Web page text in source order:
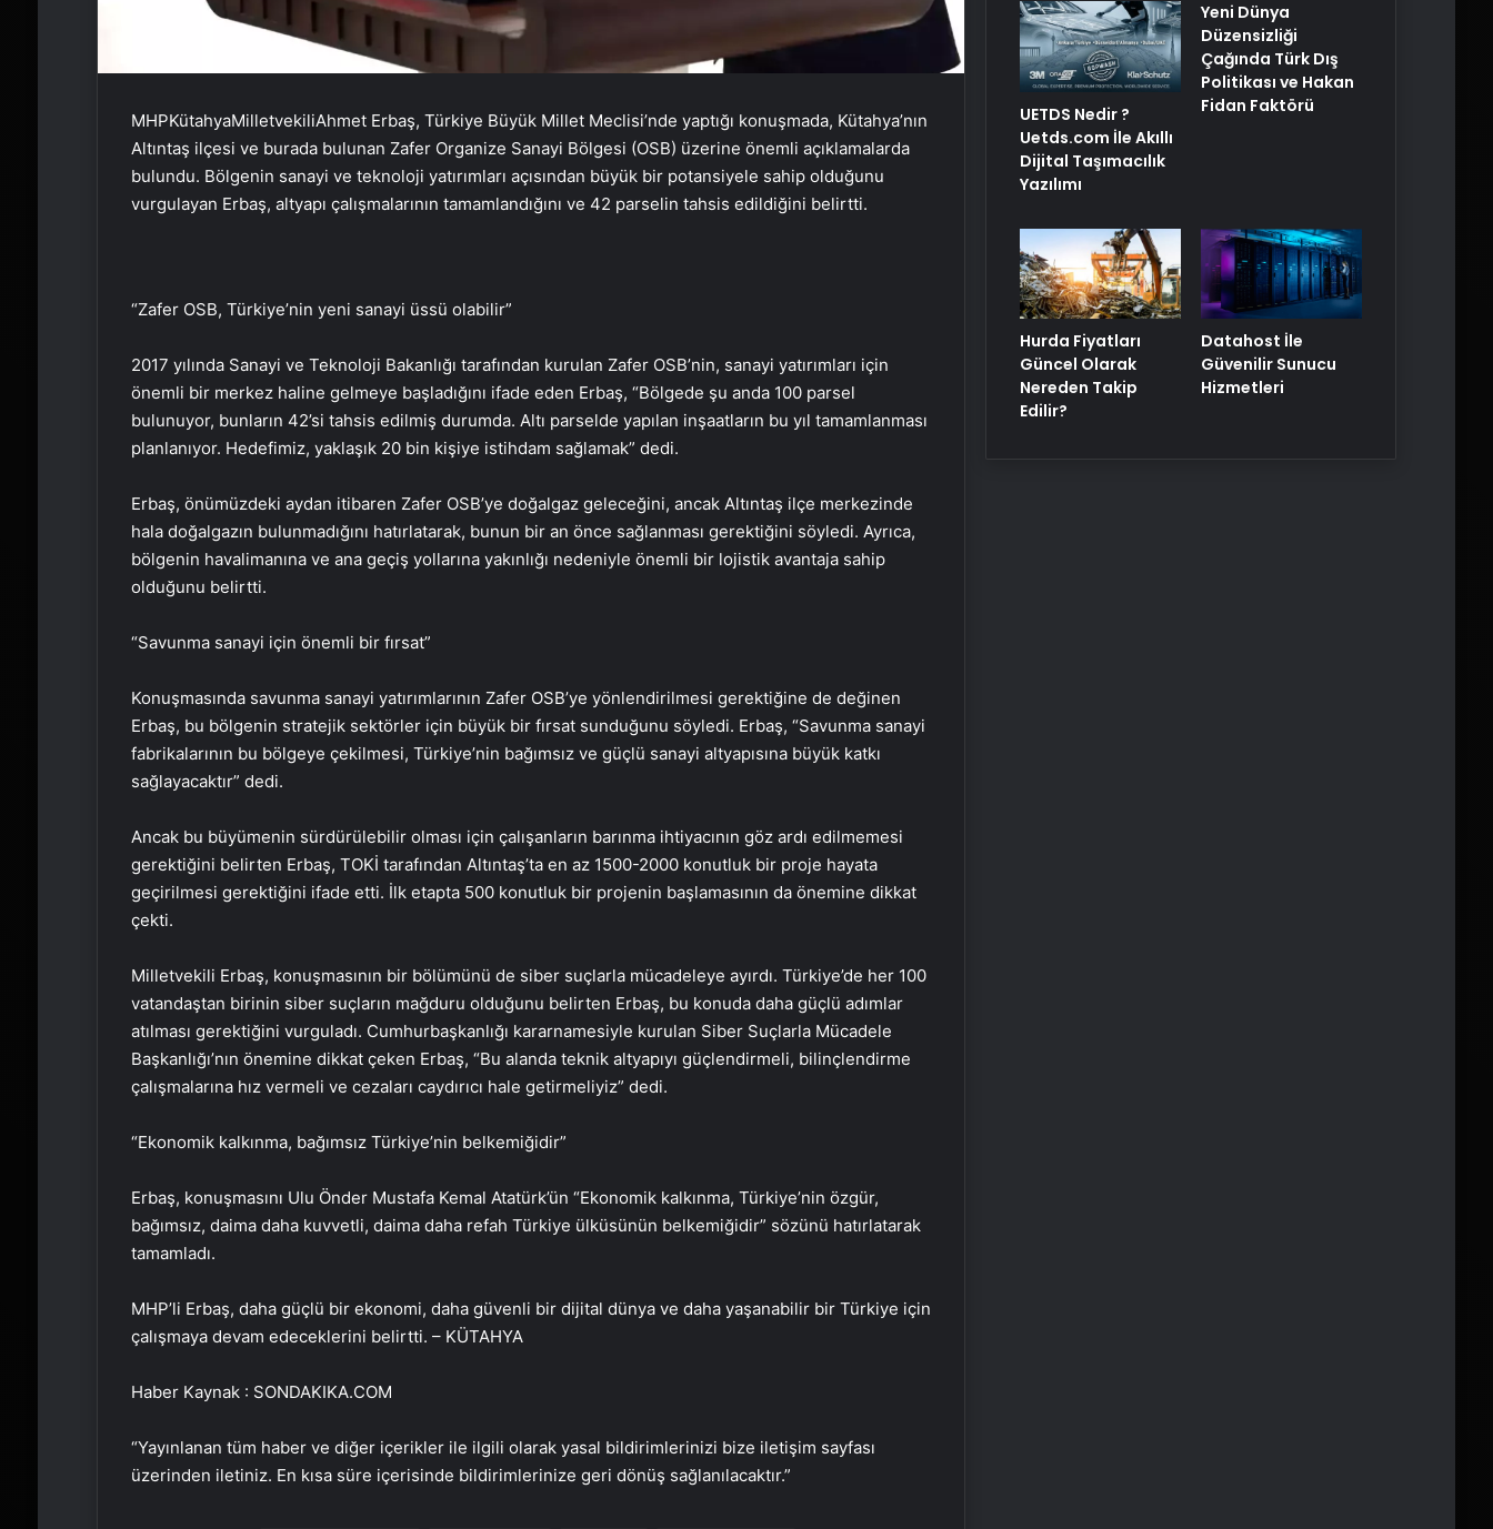
MHPKütahyaMilletvekiliAhmet Erbaş, Türkiye Büyük Millet Meclisi’nde yaptığı konuşmada, Kütahya’nın
Altıntaş ilçesi ve burada bulunan Zafer Organize Sanayi Bölgesi (OSB) üzerine önemli açıklamalarda
bulundu. Bölgenin sanayi ve teknoloji yatırımları açısından büyük bir potansiyele sahip olduğunu
vurgulayan Erbaş, altyapı çalışmalarının tamamlandığını ve 42 parselin tahsis edildiğini belirtti.
“Zafer OSB, Türkiye’nin yeni sanayi üssü olabilir”
2017 yılında Sanayi ve Teknoloji Bakanlığı tarafından kurulan Zafer OSB’nin, sanayi yatırımları için
önemli bir merkez haline gelmeye başladığını ifade eden Erbaş, “Bölgede şu anda 100 parsel
bulunuyor, bunların 42’si tahsis edilmiş durumda. Altı parselde yapılan inşaatların bu yıl tamamlanması
planlanıyor. Hedefimiz, yaklaşık 20 bin kişiye istihdam sağlamak” dedi.
Erbaş, önümüzdeki aydan itibaren Zafer OSB’ye doğalgaz geleceğini, ancak Altıntaş ilçe merkezinde
hala doğalgazın bulunmadığını hatırlatarak, bunun bir an önce sağlanması gerektiğini söyledi. Ayrıca,
bölgenin havalimanına ve ana geçiş yollarına yakınlığı nedeniyle önemli bir lojistik avantaja sahip
olduğunu belirtti.
“Savunma sanayi için önemli bir fırsat”
Konuşmasında savunma sanayi yatırımlarının Zafer OSB’ye yönlendirilmesi gerektiğine de değinen
Erbaş, bu bölgenin stratejik sektörler için büyük bir fırsat sunduğunu söyledi. Erbaş, “Savunma sanayi
fabrikalarının bu bölgeye çekilmesi, Türkiye’nin bağımsız ve güçlü sanayi altyapısına büyük katkı
sağlayacaktır” dedi.
Ancak bu büyümenin sürdürülebilir olması için çalışanların barınma ihtiyacının göz ardı edilmemesi
gerektiğini belirten Erbaş, TOKİ tarafından Altıntaş’ta en az 1500-2000 konutluk bir proje hayata
geçirilmesi gerektiğini ifade etti. İlk etapta 500 konutluk bir projenin başlamasının da önemine dikkat
çekti.
Milletvekili Erbaş, konuşmasının bir bölümünü de siber suçlarla mücadeleye ayırdı. Türkiye’de her 100
vatandaştan birinin siber suçların mağduru olduğunu belirten Erbaş, bu konuda daha güçlü adımlar
atılması gerektiğini vurguladı. Cumhurbaşkanlığı kararnamesiyle kurulan Siber Suçlarla Mücadele
Başkanlığı’nın önemine dikkat çeken Erbaş, “Bu alanda teknik altyapıyı güçlendirmeli, bilinçlendirme
çalışmalarına hız vermeli ve cezaları caydırıcı hale getirmeliyiz” dedi.
“Ekonomik kalkınma, bağımsız Türkiye’nin belkemiğidir”
Erbaş, konuşmasını Ulu Önder Mustafa Kemal Atatürk’ün “Ekonomik kalkınma, Türkiye’nin özgür,
bağımsız, daima daha kuvvetli, daima daha refah Türkiye ülküsünün belkemiğidir” sözünü hatırlatarak
tamamladı.
MHP’li Erbaş, daha güçlü bir ekonomi, daha güvenli bir dijital dünya ve daha yaşanabilir bir Türkiye için
çalışmaya devam edeceklerini belirtti. – KÜTAHYA
Haber Kaynak : SONDAKIKA.COM
“Yayınlanan tüm haber ve diğer içerikler ile ilgili olarak yasal bildirimlerinizi bize iletişim sayfası
üzerinden iletiniz. En kısa süre içerisinde bildirimlerinize geri dönüş sağlanılacaktır.”
Ajax ve Groningen yenişemedi: PSV
liderliğe yükseldi
UETDS Nedir ?
Uetds.com İle Akıllı
Dijital Taşımacılık
Yazılımı
Yeni Dünya
Düzensizliği
Çağında Türk Dış
Politikası ve Hakan
Fidan Faktörü
Hurda Fiyatları
Güncel Olarak
Nereden Takip
Edilir?
Datahost İle
Güvenilir Sunucu
Hizmetleri